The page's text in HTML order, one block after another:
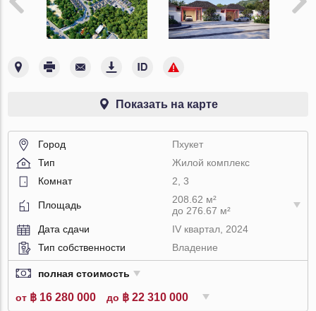
Показать на карте
Город
Пхукет
Тип
Жилой комплекс
Комнат
2, 3
Площадь
208.62 м²
до 276.67 м²
Дата сдачи
IV квартал, 2024
Тип собственности
Владение
полная стоимость
от ฿ 16 280 000 до ฿ 22 310 000